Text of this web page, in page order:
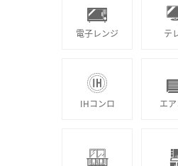
電子レンジ テ
IHコンロ エ